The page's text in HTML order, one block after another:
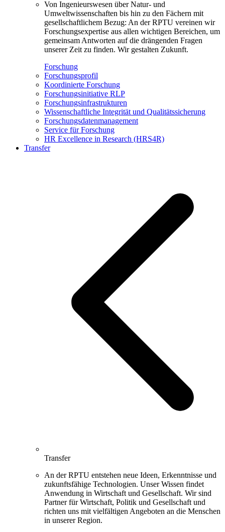
Von Ingenieurswesen über Natur- und
Umweltwissenschaften bis hin zu den Fächern mit
gesellschaftlichem Bezug: An der RPTU vereinen wir
Forschungsexpertise aus allen wichtigen Bereichen, um
gemeinsam Antworten auf die drängenden Fragen
unserer Zeit zu finden. Wir gestalten Zukunft.
Forschung
Forschungsprofil
Koordinierte Forschung
Forschungsinitiative RLP
Forschungsinfrastrukturen
Wissenschaftliche Integrität und Qualitätssicherung
Forschungsdatenmanagement
Service für Forschung
HR Excellence in Research (HRS4R)
Transfer
Transfer
An der RPTU entstehen neue Ideen, Erkenntnisse und
zukunftsfähige Technologien. Unser Wissen findet
Anwendung in Wirtschaft und Gesellschaft. Wir sind
Partner für Wirtschaft, Politik und Gesellschaft und
richten uns mit vielfältigen Angeboten an die Menschen
in unserer Region.